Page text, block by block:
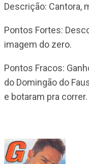
Descrição: Cantora,
Pontos Fortes:
imagem do zero.
Pontos Fracos:
do Domingão do
e botaram pra